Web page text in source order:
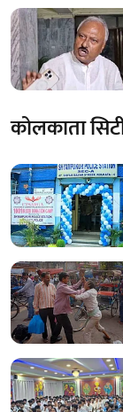
कोलकाता